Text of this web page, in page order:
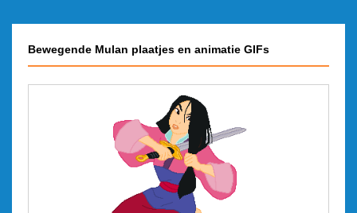
Bewegende Mulan plaatjes en animatie GIFs